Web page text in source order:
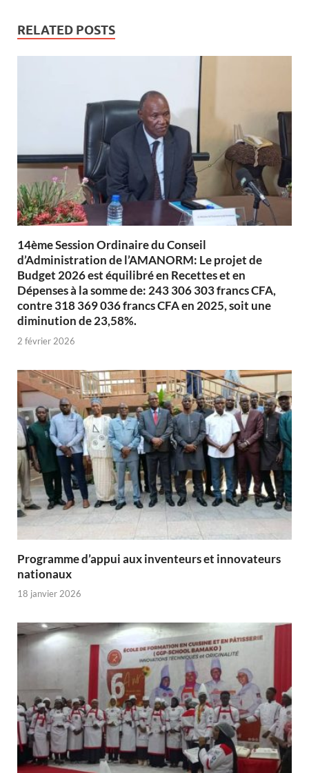
RELATED POSTS
14ème Session Ordinaire du Conseil
d’Administration de l’AMANORM: Le projet de
Budget 2026 est équilibré en Recettes et en
Dépenses à la somme de: 243 306 303 francs CFA,
contre 318 369 036 francs CFA en 2025, soit une
diminution de 23,58%.
2 février 2026
Programme d’appui aux inventeurs et innovateurs
nationaux
18 janvier 2026